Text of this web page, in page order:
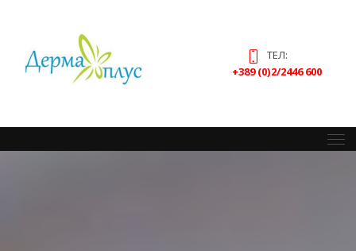
ТЕЛ:
+389 (0)2/2446 600